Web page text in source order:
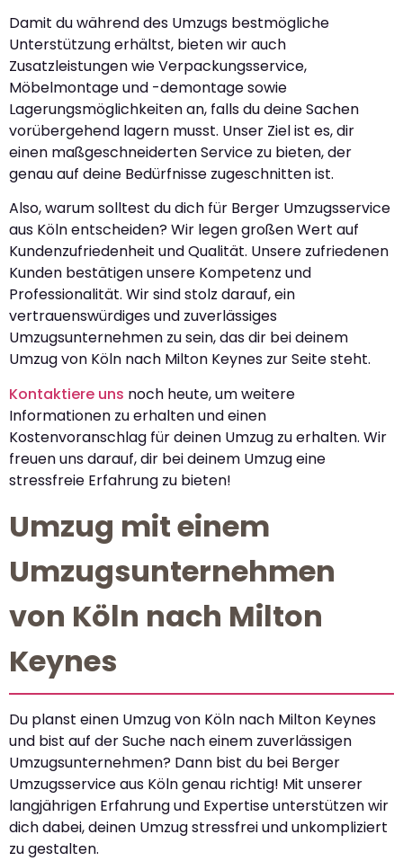
Damit du während des Umzugs bestmögliche
Unterstützung erhältst, bieten wir auch
Zusatzleistungen wie Verpackungsservice,
Möbelmontage und -demontage sowie
Lagerungsmöglichkeiten an, falls du deine Sachen
vorübergehend lagern musst. Unser Ziel ist es, dir
einen maßgeschneiderten Service zu bieten, der
genau auf deine Bedürfnisse zugeschnitten ist.
Also, warum solltest du dich für Berger Umzugsservice
aus Köln entscheiden? Wir legen großen Wert auf
Kundenzufriedenheit und Qualität. Unsere zufriedenen
Kunden bestätigen unsere Kompetenz und
Professionalität. Wir sind stolz darauf, ein
vertrauenswürdiges und zuverlässiges
Umzugsunternehmen zu sein, das dir bei deinem
Umzug von Köln nach Milton Keynes zur Seite steht.
Kontaktiere uns noch heute, um weitere
Informationen zu erhalten und einen
Kostenvoranschlag für deinen Umzug zu erhalten. Wir
freuen uns darauf, dir bei deinem Umzug eine
stressfreie Erfahrung zu bieten!
Umzug mit einem
Umzugsunternehmen
von Köln nach Milton
Keynes
Du planst einen Umzug von Köln nach Milton Keynes
und bist auf der Suche nach einem zuverlässigen
Umzugsunternehmen? Dann bist du bei Berger
Umzugsservice aus Köln genau richtig! Mit unserer
langjährigen Erfahrung und Expertise unterstützen wir
dich dabei, deinen Umzug stressfrei und unkompliziert
zu gestalten.